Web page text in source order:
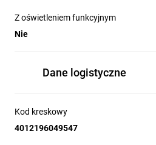
Z oświetleniem funkcyjnym
Nie
Dane logistyczne
Kod kreskowy
4012196049547